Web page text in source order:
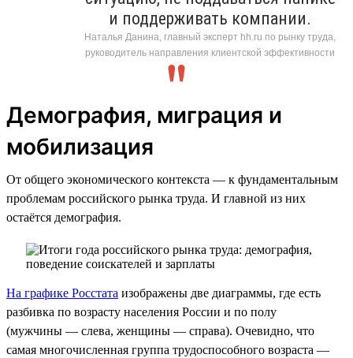
и поддерживать компании.
Наталья Данина, главный эксперт hh.ru по рынку труда,
руководитель направления клиентской эффективности
Демография, миграция и
мобилизация
От общего экономического контекста — к фундаментальным
проблемам российского рынка труда. И главной из них
остаётся демография.
На графике Росстата изображены две диаграммы, где есть
разбивка по возрасту населения России и по полу
(мужчины — слева, женщины — справа). Очевидно, что
самая многочисленная группа трудоспособного возраста —